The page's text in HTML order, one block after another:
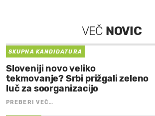
VEČ NOVIC
SKUPNA KANDIDATURA
Sloveniji novo veliko
tekmovanje? Srbi prižgali zeleno
luč za soorganizacijo
PREBERI VEČ…